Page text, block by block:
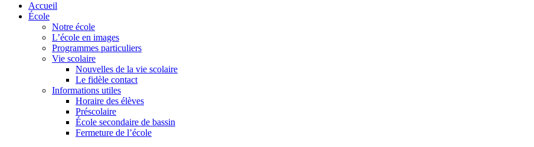
Accueil
École
Notre école
L’école en images
Programmes particuliers
Vie scolaire
Nouvelles de la vie scolaire
Le fidèle contact
Informations utiles
Horaire des élèves
Préscolaire
École secondaire de bassin
Fermeture de l’école